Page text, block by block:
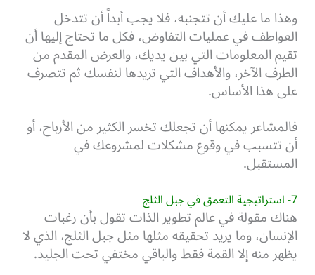
وهذا ما عليك أن تتجنبه، فلا يجب أبداً أن تتدخل
العواطف في عمليات التفاوض، فكل ما تحتاج إليها أن
تقيم المعلومات التي بين يديك، والعرض المقدم من
الطرف الآخر، والأهداف التي تريدها لنفسك ثم تتصرف
على هذا الأساس.
فالمشاعر يمكنها أن تجعلك تخسر الكثير من الأرباح، أو
أن تتسبب في وقوع مشكلات لمشروعك في
المستقبل.
7- استراتيجية التعمق في جبل الثلج
هناك مقولة في عالم تطوير الذات تقول بأن رغبات
الإنسان، وما يريد تحقيقه مثلها مثل جبل الثلج، الذي لا
يظهر منه إلا القمة فقط والباقي مختفي تحت الجليد.